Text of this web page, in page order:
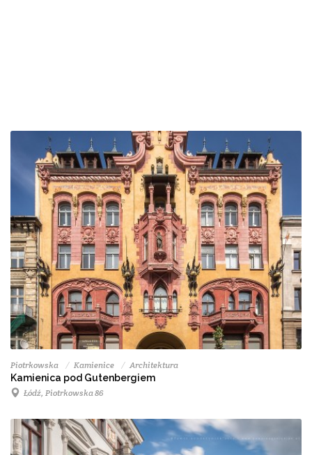
Piotrkowska Kamienice Architektura
Kamienica pod Gutenbergiem
Łódź, Piotrkowska 86